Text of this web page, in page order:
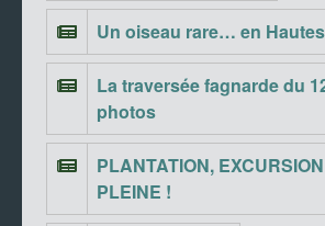
Un oiseau rare… en
La traversée fagnarde du
photos
PLANTATION,
PLEINE !